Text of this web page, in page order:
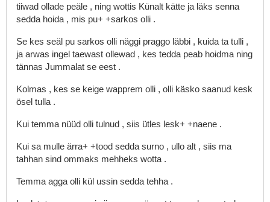
tiiwad ollade peäle , ning wottis Künalt kätte ja läks senna
sedda hoida , mis pu+ +sarkos olli .
Se kes seäl pu sarkos olli näggi praggo läbbi , kuida ta tulli ,
ja arwas ingel taewast ollewad , kes tedda peab hoidma ning
tännas Jummalat se eest .
Kolmas , kes se keige wapprem olli , olli käsko saanud kesk
ösel tulla .
Kui temma nüüd olli tulnud , siis ütles lesk+ +naene .
Kui sa mulle ärra+ +tood sedda surno , ullo alt , siis ma
tahhan sind ommaks mehheks wotta .
Temma agga olli kül ussin sedda tehha .